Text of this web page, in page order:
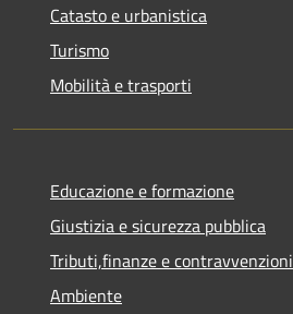
Catasto e urbanistica
Turismo
Mobilità e trasporti
Educazione e formazione
Giustizia e sicurezza pubblica
Tributi,finanze e contravvenzioni
Ambiente